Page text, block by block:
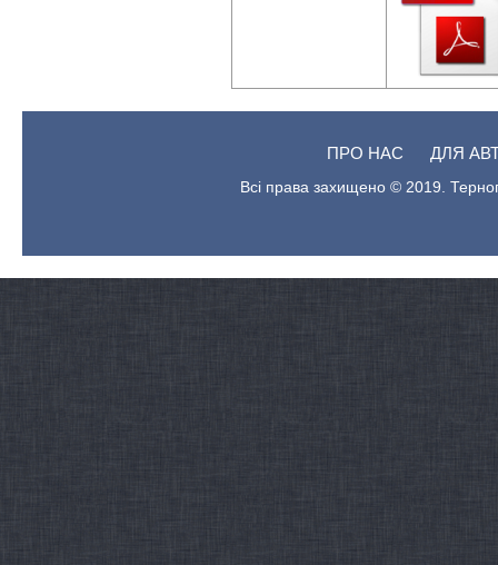
ПРО НАС ДЛЯ
Всі права захищено © 2019.